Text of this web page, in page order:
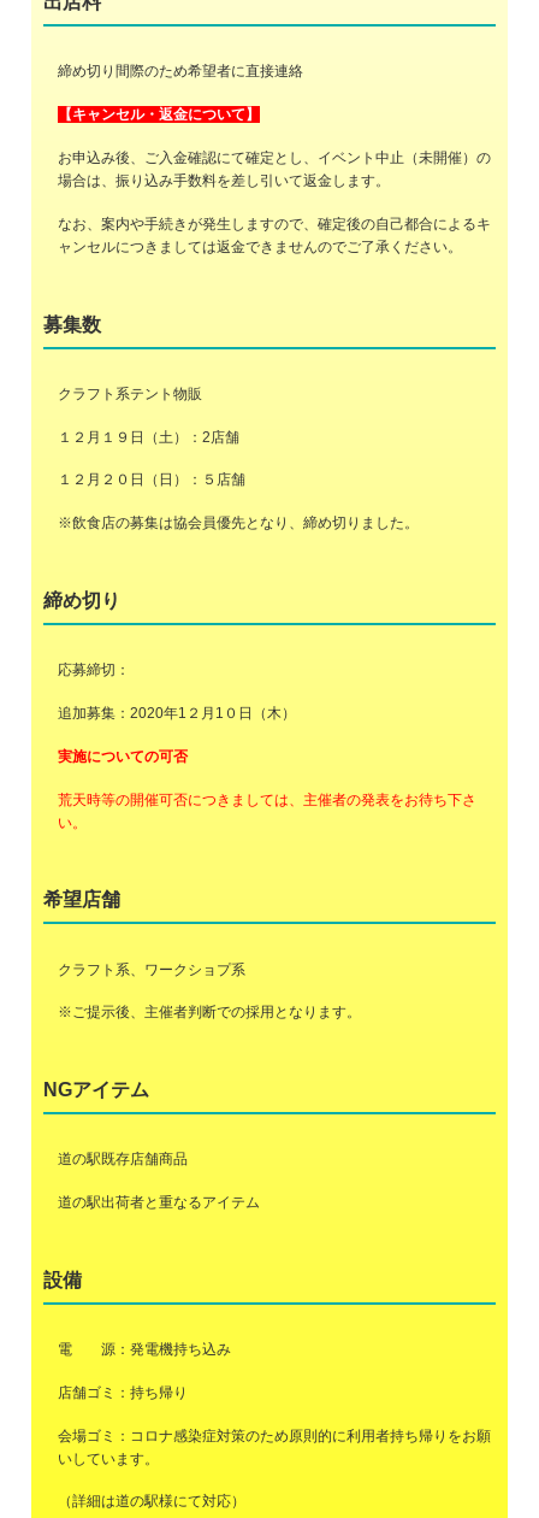
締め切り間際のため希望者に直接連絡
【キャンセル・返金について】
お申込み後、ご入金確認にて確定とし、イベント中止（未開催）の
場合は、振り込み手数料を差し引いて返金します。
なお、案内や手続きが発生しますので、確定後の自己都合によるキ
ャンセルにつきましては返金できませんのでご了承ください。
募集数
クラフト系テント物販
１２月１９日（土）：2店舗
１２月２０日（日）：５店舗
※飲食店の募集は協会員優先となり、締め切りました。
締め切り
応募締切：
追加募集：2020年1２月1０日（木）
実施についての可否
荒天時等の開催可否につきましては、主催者の発表をお待ち下さ
い。
希望店舗
クラフト系、ワークショプ系
※ご提示後、主催者判断での採用となります。
NGアイテム
道の駅既存店舗商品
道の駅出荷者と重なるアイテム
設備
電 源：発電機持ち込み
店舗ゴミ：持ち帰り
会場ゴミ：コロナ感染症対策のため原則的に利用者持ち帰りをお願
いしています。
（詳細は道の駅様にて対応）